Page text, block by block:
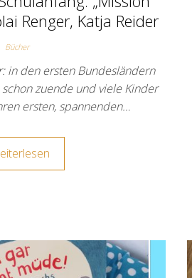
Renger, Katja Reider
Bücher
in den ersten Bundesländern
zuende und viele Kinder
ersten, spannenden…